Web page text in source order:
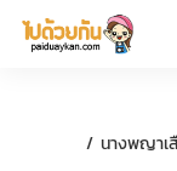
นางพญาเ